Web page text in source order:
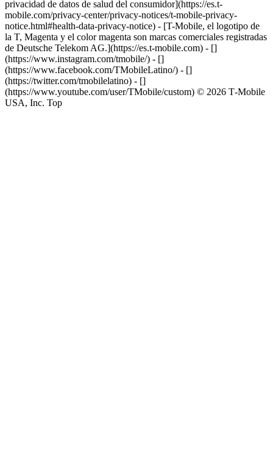
privacidad de datos de salud del consumidor](https://es.t-
mobile.com/privacy-center/privacy-notices/t-mobile-privacy-
notice.html#health-data-privacy-notice) - [T-Mobile, el logotipo de
la T, Magenta y el color magenta son marcas comerciales registradas
de Deutsche Telekom AG.](https://es.t-mobile.com) - []
(https://www.instagram.com/tmobile/) - []
(https://www.facebook.com/TMobileLatino/) - []
(https://twitter.com/tmobilelatino) - []
(https://www.youtube.com/user/TMobile/custom) © 2026 T‑Mobile
USA, Inc. Top